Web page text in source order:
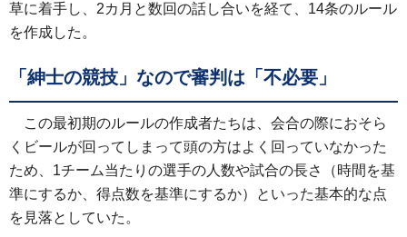
草に着手し、2カ月と数回の話し合いを経て、14条のルール
を作成した。
「紳士の競技」なので審判は「不必要」
この最初期のルールの作成者たちは、会合の際におそら
くビールが回ってしまって頭の方はよく回っていなかった
ため、1チーム当たりの選手の人数や試合の長さ（時間を基
準にするか、得点数を基準にするか）といった基本的な点
を見落としていた。